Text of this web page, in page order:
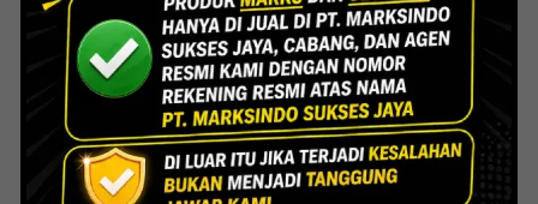
Indoor Multifunction Stadium (FIBA)
Senayan
Lihat Detail Proyek